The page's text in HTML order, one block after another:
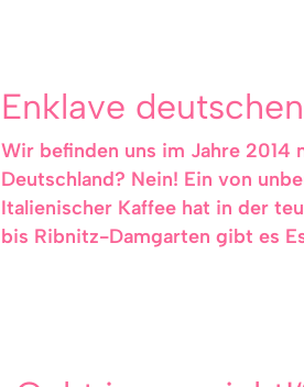
Enklave
Wir befinden uns im Jahre 2014
Deutschland? Nein! Ein von
Italienischer Kaffee hat in der
bis Ribnitz-Damgarten gibt es